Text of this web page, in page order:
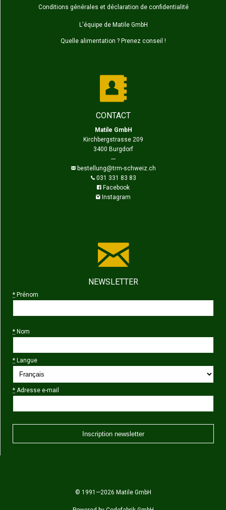
Conditions générales et déclaration de confidentialité
L'équipe de Matile GmbH
Quelle alimentation ? Prenez conseil !
CONTACT
Matile GmbH
Kirchbergstrasse 209
3400 Burgdorf
---
bestellung@trm-schweiz.ch
031 331 83 83
Facebook
Instagram
NEWSLETTER
* Prénom
* Nom
* Langue
* Adresse e-mail
© 1991—2026 Matile GmbH